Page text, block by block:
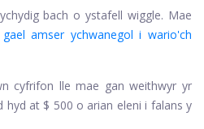
bach o ystafell wiggle. Mae
amser ychwanegol i wario'ch
cyfrifon lle mae gan weithwyr yr
hyd at $ 500 o arian eleni i falans y